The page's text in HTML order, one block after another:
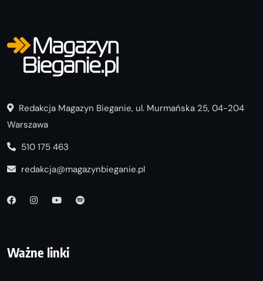
Redakcja Magazyn Bieganie, ul. Murmańska 25, 04-204
Warszawa
510 175 463
redakcja@magazynbieganie.pl
Ważne linki